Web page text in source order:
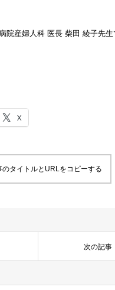
院産婦人科 医長 柴田 綾子先生
X
のタイトルとURLをコピーする
次の記事